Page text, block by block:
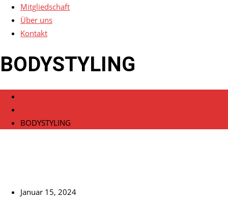
Mitgliedschaft
Über uns
Kontakt
BODYSTYLING
BODYSTYLING
Januar 15, 2024